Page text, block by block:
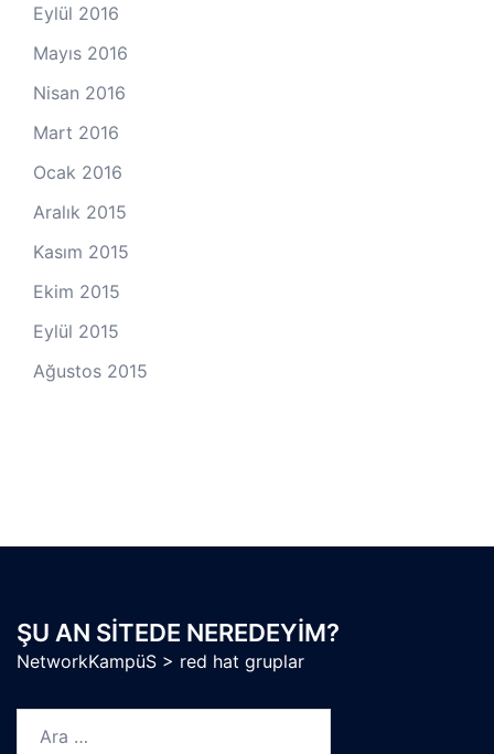
Eylül 2016
Mayıs 2016
Nisan 2016
Mart 2016
Ocak 2016
Aralık 2015
Kasım 2015
Ekim 2015
Eylül 2015
Ağustos 2015
ŞU AN SITEDE NEREDEYIM?
NetworkKampüS > red hat gruplar